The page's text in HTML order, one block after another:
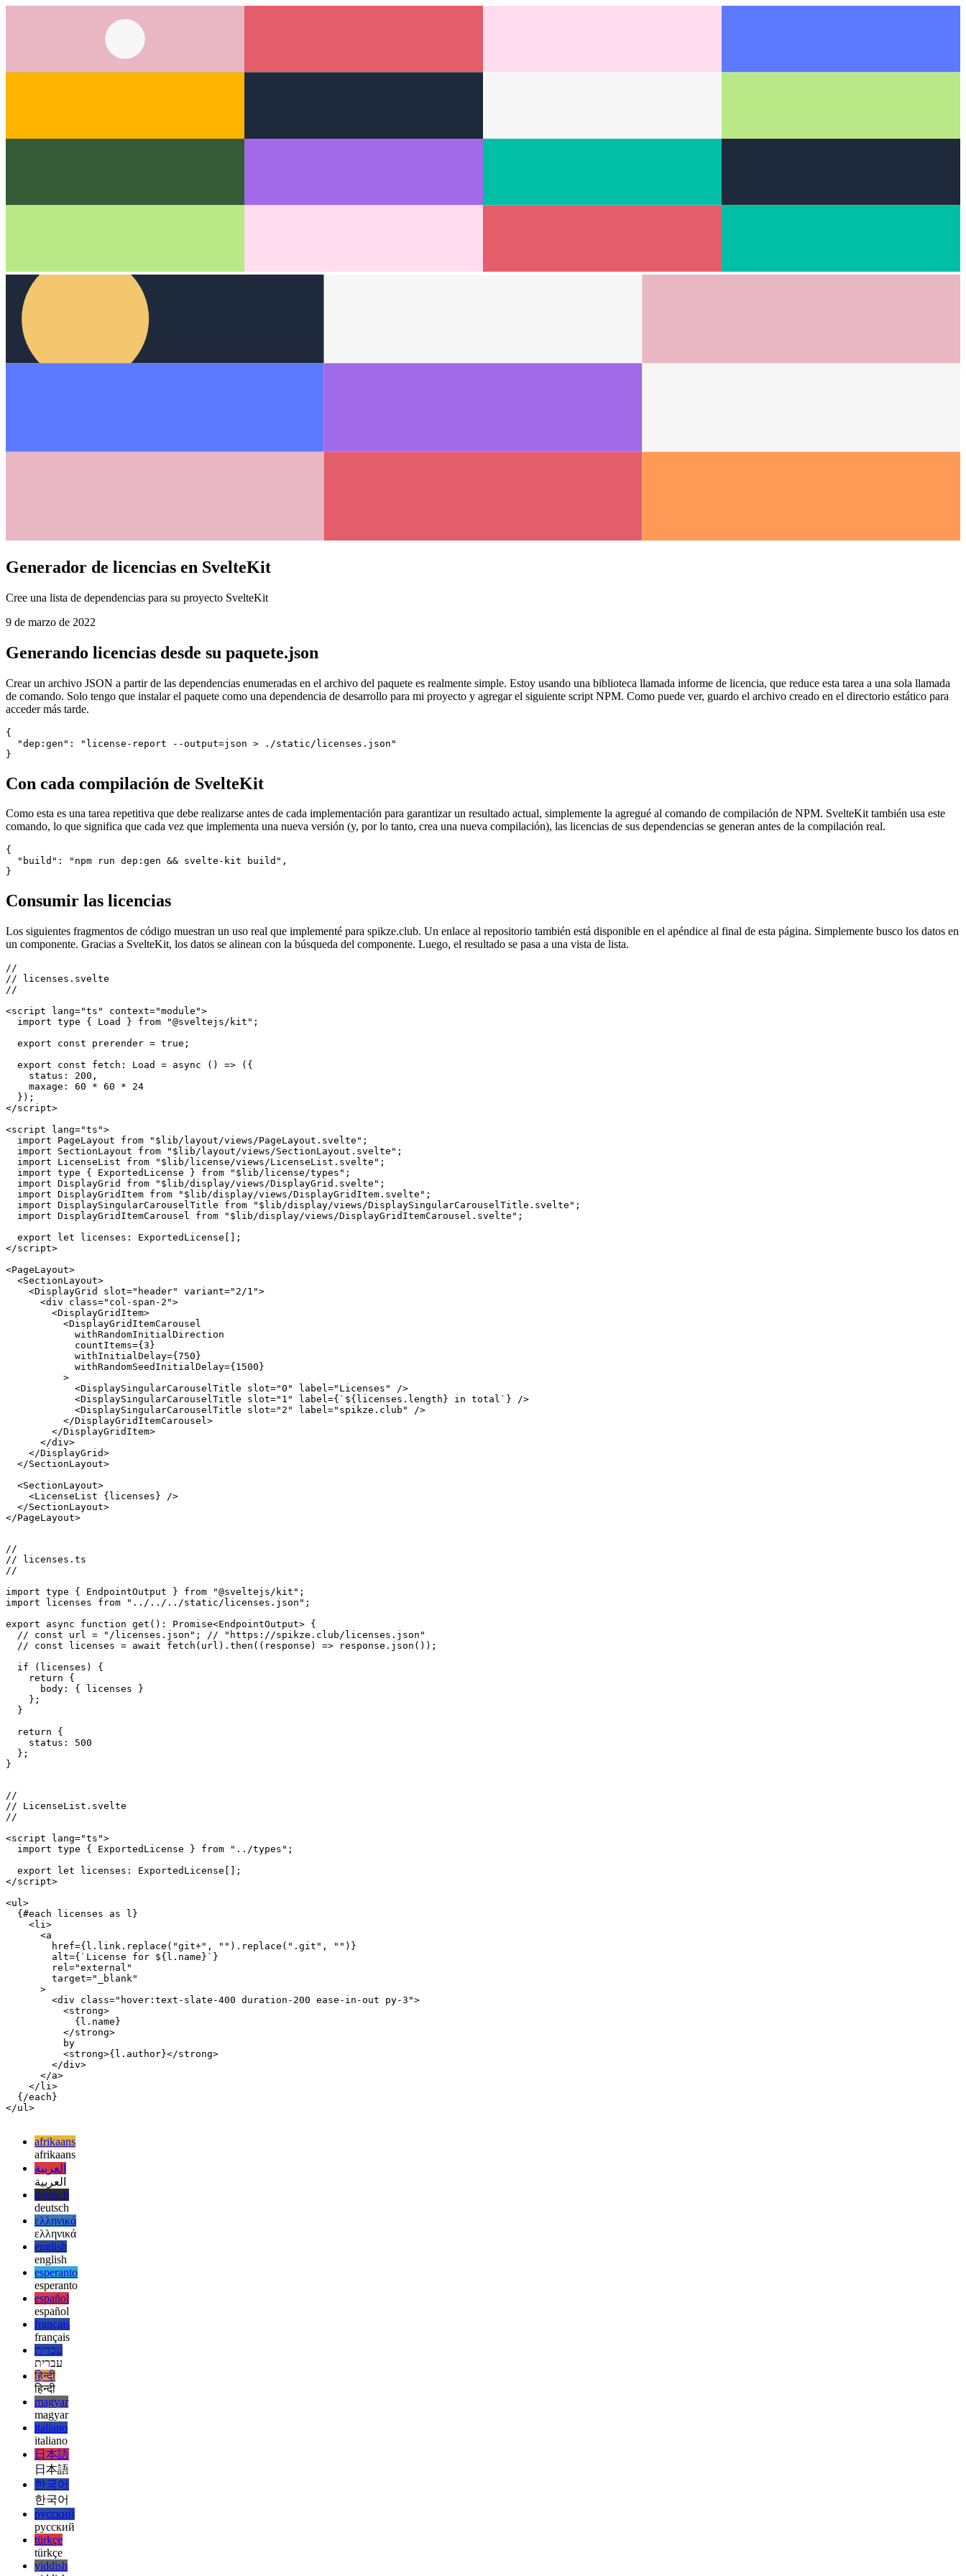
Generador de licencias en SvelteKit
9 de marzo de 2022
Generando licencias desde su paquete.json
de comando. Solo tengo que instalar el paquete como una dependencia de desarrollo para mi proyecto y agregar el siguiente script NPM. Como puede ver, guardo el archivo creado en el directorio estático para
acceder más tarde.
  "dep:gen": "license-report --output=json > ./static/licenses.json"
Con cada compilación de SvelteKit
Como esta es una tarea repetitiva que debe realizarse antes de cada implementación para garantizar un resultado actual, simplemente la agregué al comando de compilación de NPM. SvelteKit también usa este
comando, lo que significa que cada vez que implementa una nueva versión (y, por lo tanto, crea una nueva compilación), las licencias de sus dependencias se generan antes de la compilación real.
  "build": "npm run dep:gen && svelte-kit build",
Consumir las licencias
Los siguientes fragmentos de código muestran un uso real que implementé para spikze.club. Un enlace al repositorio también está disponible en el apéndice al final de esta página. Simplemente busco los datos en
un componente. Gracias a SvelteKit, los datos se alinean con la búsqueda del componente. Luego, el resultado se pasa a una vista de lista.
//
// licenses.svelte
<script lang="ts" context="module">
  import type { Load } from "@sveltejs/kit";
  export const prerender = true;
  export const fetch: Load = async () => ({
    status: 200,
    maxage: 60 * 60 * 24
  });
</script>
<script lang="ts">
  import PageLayout from "$lib/layout/views/PageLayout.svelte";
  import SectionLayout from "$lib/layout/views/SectionLayout.svelte";
  import LicenseList from "$lib/license/views/LicenseList.svelte";
  import type { ExportedLicense } from "$lib/license/types";
  import DisplayGrid from "$lib/display/views/DisplayGrid.svelte";
  import DisplayGridItem from "$lib/display/views/DisplayGridItem.svelte";
  import DisplaySingularCarouselTitle from "$lib/display/views/DisplaySingularCarouselTitle.svelte";
  import DisplayGridItemCarousel from "$lib/display/views/DisplayGridItemCarousel.svelte";
  export let licenses: ExportedLicense[];
</script>
<PageLayout>
  <SectionLayout>
    <DisplayGrid slot="header" variant="2/1">
      <div class="col-span-2">
        <DisplayGridItem>
          <DisplayGridItemCarousel
            withRandomInitialDirection
            countItems={3}
            withInitialDelay={750}
            withRandomSeedInitialDelay={1500}
          >
            <DisplaySingularCarouselTitle slot="0" label="Licenses" />
            <DisplaySingularCarouselTitle slot="1" label={`${licenses.length} in total`} />
            <DisplaySingularCarouselTitle slot="2" label="spikze.club" />
          </DisplayGridItemCarousel>
        </DisplayGridItem>
      </div>
    </DisplayGrid>
  </SectionLayout>
  <SectionLayout>
  </SectionLayout>
</PageLayout>
//
// licenses.ts
import type { EndpointOutput } from "@sveltejs/kit";
import licenses from "../../../static/licenses.json";
export async function get(): Promise<EndpointOutput> {
  // const url = "/licenses.json"; // "https://spikze.club/licenses.json"
  // const licenses = await fetch(url).then((response) => response.json());
  if (licenses) {
      body: { licenses }
    };
  }
  };
}
//
// LicenseList.svelte
<script lang="ts">
  import type { ExportedLicense } from "../types";
  export let licenses: ExportedLicense[];
</script>
  {#each licenses as l}
        href={l.link.replace("git+", "").replace(".git", "")}
        alt={`License for ${l.name}`}
        rel="external"
        target="_blank"
        <div class="hover:text-slate-400 duration-200 ease-in-out py-3">
          <strong>
            {l.name}
          </strong>
          by
          <strong>{l.author}</strong>
        </div>
      </a>
  {/each}
afrikaans
afrikaans
العربية
العربية
deutsch
deutsch
ελληνικά
ελληνικά
english
english
esperanto
esperanto
español
español
français
français
עברית
עברית
हिन्दी
हिन्दी
magyar
magyar
italiano
italiano
日本語
日本語
한국어
한국어
русский
русский